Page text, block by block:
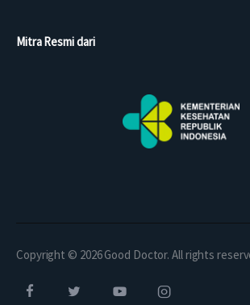
Mitra Resmi dari
Copyright © 2026 Good Doctor. All rights